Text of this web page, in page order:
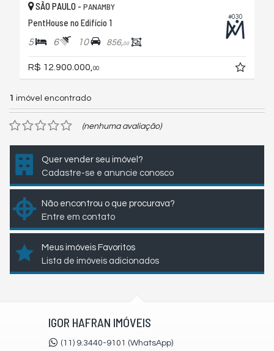
#030
SÃO PAULO - PANAMBY
PentHouse no Edifício 1
5 6 10 856,00
R$ 12.900.000, 00
1 imóvel encontrado
(nenhuma avaliação)
Quer vender seu imóvel?
Cadastre-se e anuncie conosco
Não encontrou o que procurava?
Entre em contato
Meus imóveis Favoritos
Lista de imóveis adicionados
IGOR HAFRAN IMÓVEIS
(11) 9.3440-9101 (WhatsApp)